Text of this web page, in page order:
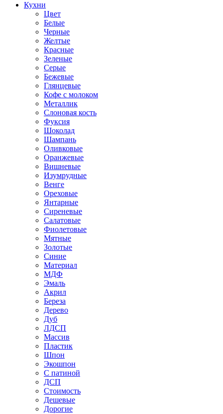
Кухни
Цвет
Белые
Черные
Желтые
Красные
Зеленые
Серые
Бежевые
Глянцевые
Кофе с молоком
Металлик
Слоновая кость
Фуксия
Шоколад
Шампань
Оливковые
Оранжевые
Вишневые
Изумрудные
Венге
Ореховые
Янтарные
Сиреневые
Салатовые
Фиолетовые
Мятные
Золотые
Синие
Материал
МДФ
Эмаль
Акрил
Береза
Дерево
Дуб
ЛДСП
Массив
Пластик
Шпон
Экошпон
С патиной
ДСП
Стоимость
Дешевые
Дорогие